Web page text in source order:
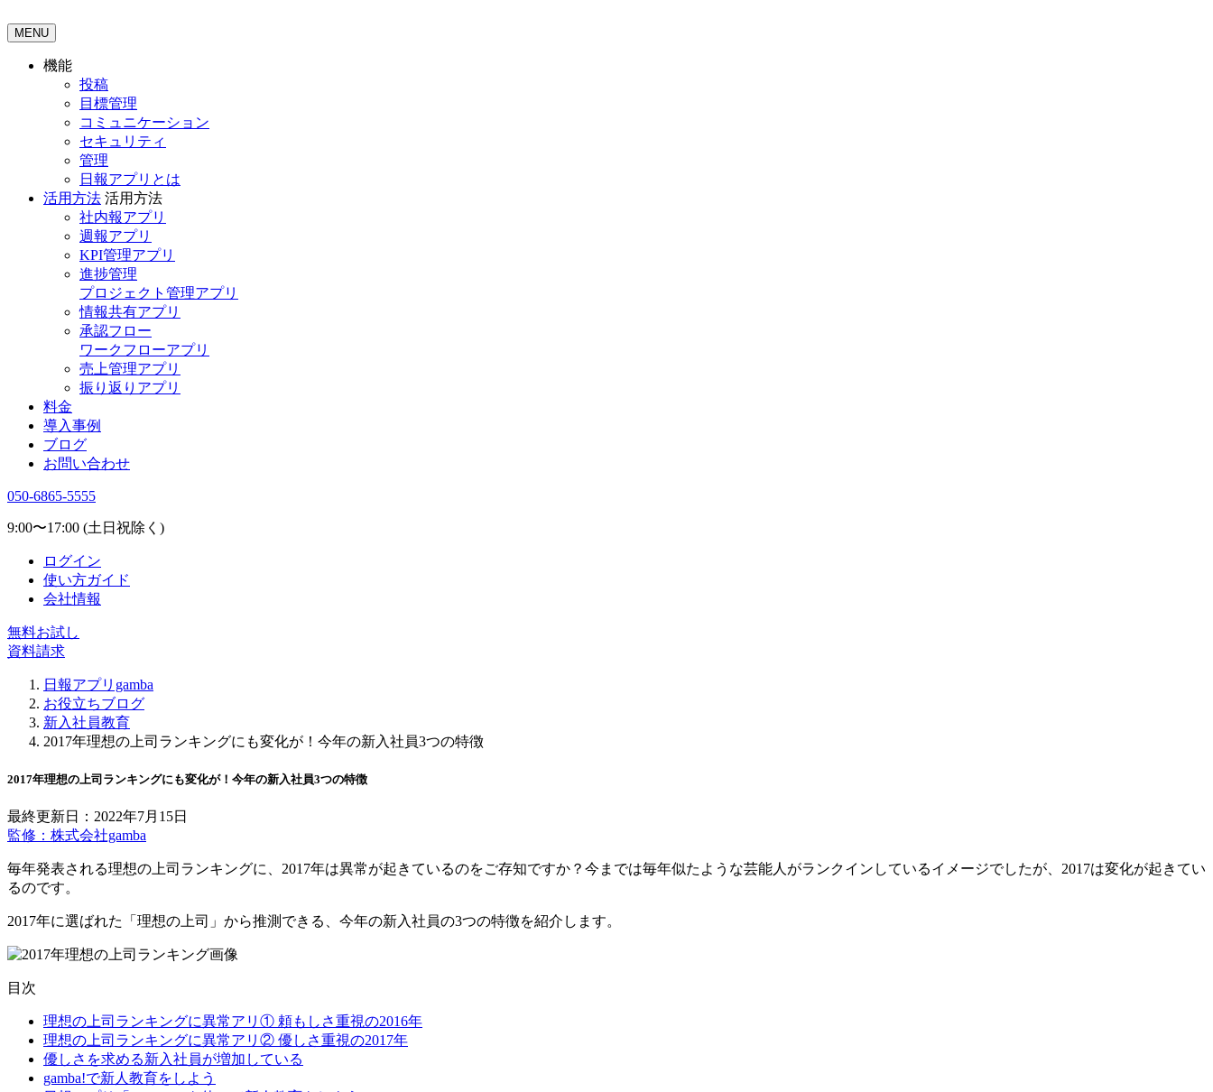
MENU
機能
投稿
目標管理
コミュニケーション
セキュリティ
管理
日報アプリとは
活用方法 活用方法
社内報アプリ
週報アプリ
KPI管理アプリ
進捗管理
プロジェクト管理アプリ
情報共有アプリ
承認フロー
ワークフローアプリ
売上管理アプリ
振り返りアプリ
料金
導入事例
ブログ
お問い合わせ
050-6865-5555
9:00〜17:00 (土日祝除く)
ログイン
使い方ガイド
会社情報
無料お試し
資料請求
日報アプリgamba
お役立ちブログ
新入社員教育
2017年理想の上司ランキングにも変化が！今年の新入社員3つの特徴
2017年理想の上司ランキングにも変化が！今年の新入社員3つの特徴
最終更新日：2022年7月15日
監修：株式会社gamba
毎年発表される理想の上司ランキングに、2017年は異常が起きているのをご存知ですか？今までは毎年似たような芸能人がランクインしているイメージでしたが、2017は変化が起きてい
るのです。
2017年に選ばれた「理想の上司」から推測できる、今年の新入社員の3つの特徴を紹介します。
目次
理想の上司ランキングに異常アリ① 頼もしさ重視の2016年
理想の上司ランキングに異常アリ② 優しさ重視の2017年
優しさを求める新入社員が増加している
gamba!で新人教育をしよう